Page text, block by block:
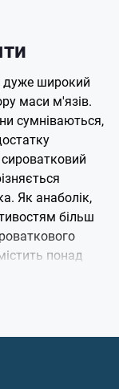
дуже широкий
маси м'язів.
сумніваються,
Як анаболік,
більш
понад
лактози і
допомогою